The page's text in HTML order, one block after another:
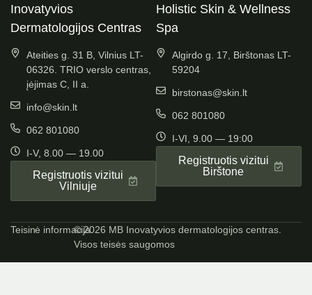
Inovatyvios
Dermatologijos Centras
Ateities g. 31 B, Vilnius LT-
06326. TRIO verslo centras,
įėjimas C, II a.
info@skin.lt
062 801080
I-V, 8.00 — 19.00
Registruotis vizitui
Vilniuje
Holistic Skin & Wellness
Spa
Algirdo g. 17, Birštonas LT-
59204
birstonas@skin.lt
062 801080
I-VI, 9.00 — 19:00
Registruotis vizitui
Birštone
Teisinė informacija© 2026 MB Inovatyvios dermatologijos centras.
Visos teisės saugomos